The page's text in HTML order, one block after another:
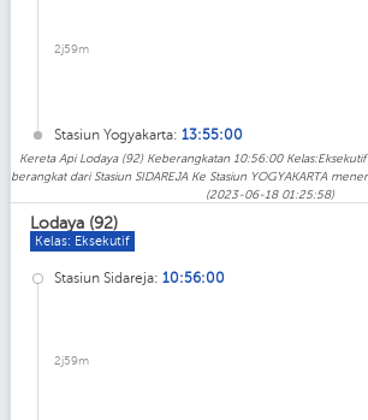
2j59m
Stasiun Yogyakarta: 13:55:00
Kereta Api Lodaya (92) Keberangkatan 10:56:00
berangkat dari Stasiun SIDAREJA Ke Stasiun YOGYAKARTA
(2023-06-18 01:25:58)
Lodaya (92)
Kelas: Eksekutif
Stasiun Sidareja: 10:56:00
2j59m